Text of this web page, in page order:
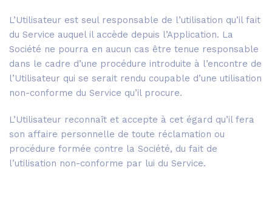
L’Utilisateur est seul responsable de l’utilisation qu’il fait
du Service auquel il accède depuis l’Application. La
Société ne pourra en aucun cas être tenue responsable
dans le cadre d’une procédure introduite à l’encontre de
l’Utilisateur qui se serait rendu coupable d’une utilisation
non-conforme du Service qu’il procure.
L’Utilisateur reconnaît et accepte à cet égard qu’il fera
son affaire personnelle de toute réclamation ou
procédure formée contre la Société, du fait de
l’utilisation non-conforme par lui du Service.